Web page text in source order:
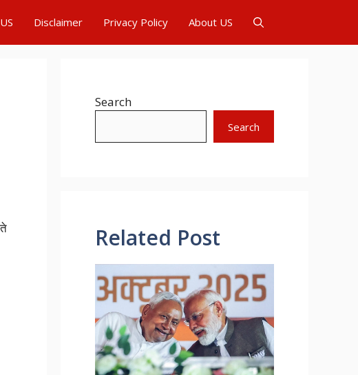
Disclaimer Privacy Policy About US
Search
Search
Related Post